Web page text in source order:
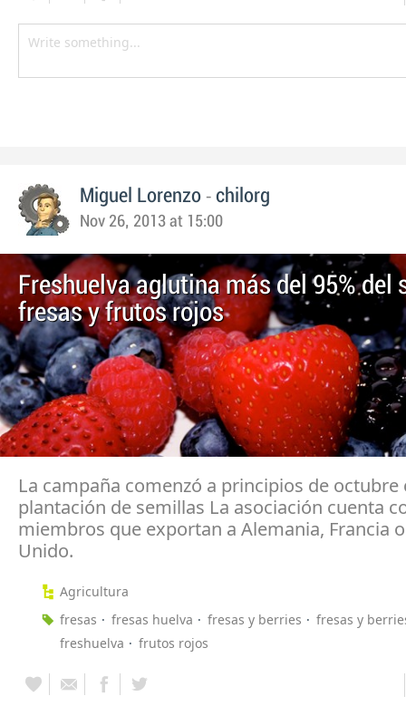
Miguel Lorenzo - chilorg
Nov 26, 2013 at 15:00
Freshuelva aglutina más del 95% del
fresas y frutos rojos
La campaña comenzó a principios de octubre
plantación de semillas La asociación cuenta
miembros que exportan a Alemania, Francia
Unido.
Agricultura
fresas
fresas huelva fresas y berries
fresas y
freshuelva
frutos rojos